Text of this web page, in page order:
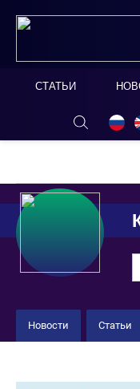
СТАТЬИ
ОНЛАЙН ТАБЛО
Новости Статьи